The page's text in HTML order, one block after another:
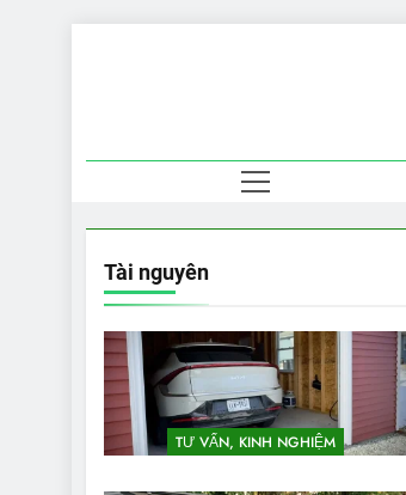
Tài nguyên
TƯ VẤN, KINH NGHIỆM